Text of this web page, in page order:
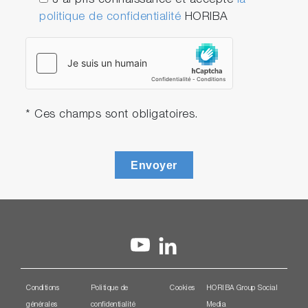
nécessaire. Grâce à ce mécanisme, l'opération
est jusqu'à 10 fois plus rapide.
politique de confidentialité HORIBA
* Ces champs sont obligatoires.
Envoyer
Conditions
générales
Politique de
confidentialité
Cookies HORIBA Group Social
Media